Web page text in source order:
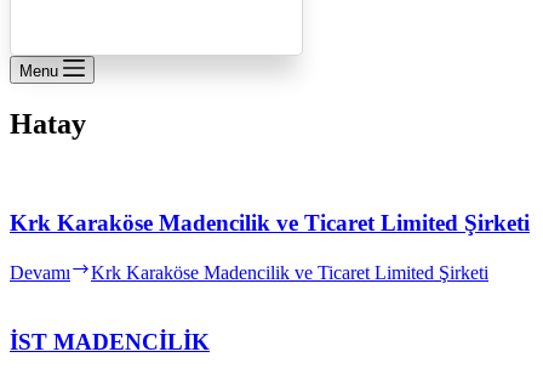
Menu
Hatay
Krk Karaköse Madencilik ve Ticaret Limited Şirketi
Devamı Krk Karaköse Madencilik ve Ticaret Limited Şirketi
İST MADENCİLİK